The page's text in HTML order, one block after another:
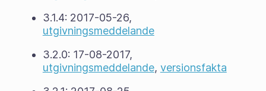
3.1.4: 2017-05-26,
utgivningsmeddelande
3.2.0: 17-08-2017,
utgivningsmeddelande, versionsfakta